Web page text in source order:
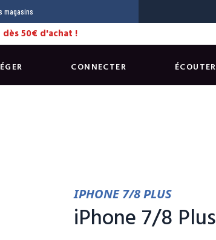
magasins
50€ d'achat !
CONNECTER ÉCOUTER
IPHONE 7/8 PLUS
iPhone 7/8 Plus